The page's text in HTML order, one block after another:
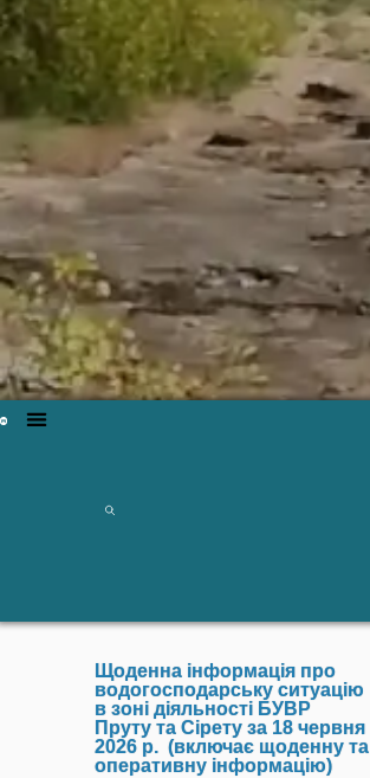
Щоденна інформація про
водогосподарську ситуацію
в зоні діяльності БУВР
Пруту та Сірету за 18 червня
2026 р. (включає щоденну та
оперативну інформацію)